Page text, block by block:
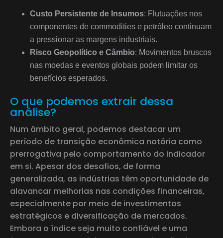
Custo Persistente de Insumos: Flutuações nos
componentes de commodities e petróleo continuam
a pressionar as margens industriais.
Risco Geopolítico e Câmbio: Movimentos bruscos
nas moedas e eventos globais podem limitar os
benefícios esperados.
O que podemos extrair dessa
análise?
Num âmbito geral, podemos destacar um
período de transição econômica notória como
prerrogativa pelo comportamento do indicador
em si. Apesar dos desafios, de forma
generalizada, as indústrias têm oportunidade de
alavancar melhorias nas condições financeiras,
especialmente por meio de investimentos
estratégicos e diversificação de mercados.
Embora o índice seja muito confiável e uma